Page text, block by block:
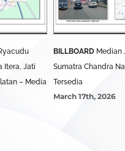
Itera, Jati
– Media
BILLBOARD Median
Sumatra Chandra
Tersedia
March 17th, 2026